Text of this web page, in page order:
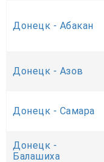
Донецк - Абакан
Донецк - Азов
Донецк - Самара
Донецк -
Балашиха